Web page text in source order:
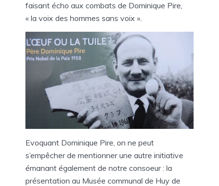
faisant écho aux combats de Dominique Pire,
« la voix des hommes sans voix ».
Evoquant Dominique Pire, on ne peut
s’empêcher de mentionner une autre initiative
émanant également de notre consoeur : la
présentation au Musée communal de Huy de